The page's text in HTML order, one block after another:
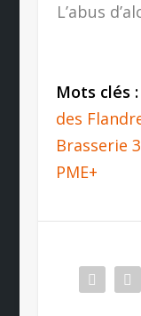
L’abus
Mots clés :
des
Brasserie
PME+